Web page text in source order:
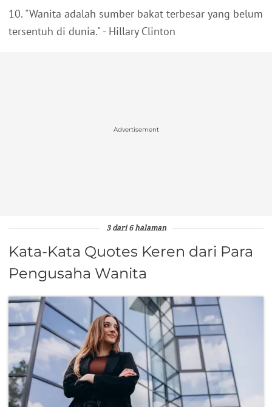
10. "Wanita adalah sumber bakat terbesar yang belum
tersentuh di dunia." - Hillary Clinton
Advertisement
3 dari 6 halaman
Kata-Kata Quotes Keren dari Para
Pengusaha Wanita